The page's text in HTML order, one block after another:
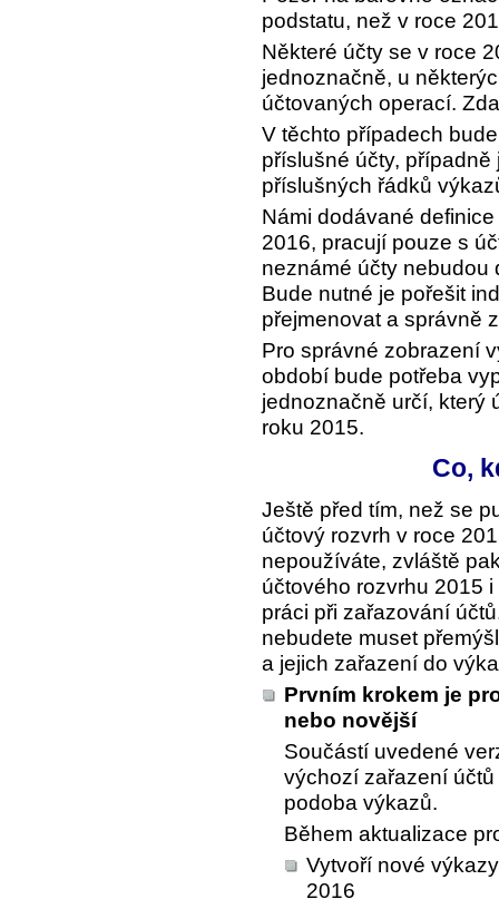
podstatu, než v roce
Některé účty se v roce
jednoznačně, u
účtovaných operací.
V těchto případech
příslušné účty,
příslušných řádků
Námi dodávané
2016, pracují pouze s
neznámé účty nebudou
Bude nutné je pořešit
přejmenovat a správně
Pro správné zobrazení
období bude potřeba
jednoznačně určí, který
roku 2015.
Co,
Ještě před tím, než se
účtový rozvrh v roce
nepoužíváte, zvláště
účtového rozvrhu 2015
práci při zařazování
nebudete muset
a jejich zařazení do
Prvním krokem je
nebo novější
Součástí uvedené
výchozí zařazení
podoba výkazů.
Během aktualizace
Vytvoří nové
2016